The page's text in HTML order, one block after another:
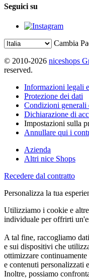
Seguici su
Cambia
© 2010-2026 niceshops
reserved.
Informazioni legali
Protezione dei dati
Condizioni generali
Dichiarazione di
Impostazioni sulla
Annullare qui i
Azienda
Altri nice Shops
Recedere dal contratto
Personalizza la tua
Utilizziamo i cookie e
individuale per offrirti
A tal fine, raccogliamo
e sui dispositivi che
ottimizzare
e contenuti personalizzati
Inoltre, possiamo